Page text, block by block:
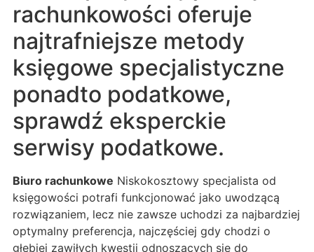
rachunkowości oferuje
najtrafniejsze metody
księgowe specjalistyczne
ponadto podatkowe,
sprawdź eksperckie
serwisy podatkowe.
Biuro rachunkowe Niskokosztowy specjalista od
księgowości potrafi funkcjonować jako uwodzącą
rozwiązaniem, lecz nie zawsze uchodzi za najbardziej
optymalny preferencja, najczęściej gdy chodzi o
głębiej zawiłych kwestii odnoszących się do